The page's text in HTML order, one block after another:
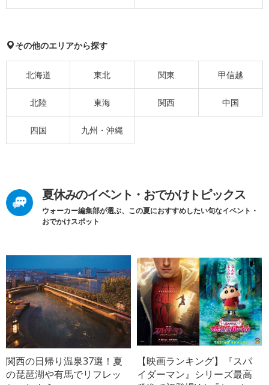
その他のエリアから探す
北海道 東北 関東 甲信越
北陸 東海 関西 中国
四国 九州・沖縄
夏休みのイベント・おでかけトピックス
ウォーカー編集部が選ぶ、この夏におすすめしたい旬なイベント・
おでかけスポット
関西の日帰り温泉37選！夏
の琵琶湖や有馬でリフレッ
【映画ランキング】『スパ
イダーマン』シリーズ最高